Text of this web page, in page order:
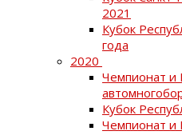
2021
Кубок
года
2020
Чемпионат и
Кубок
Чемпионат и